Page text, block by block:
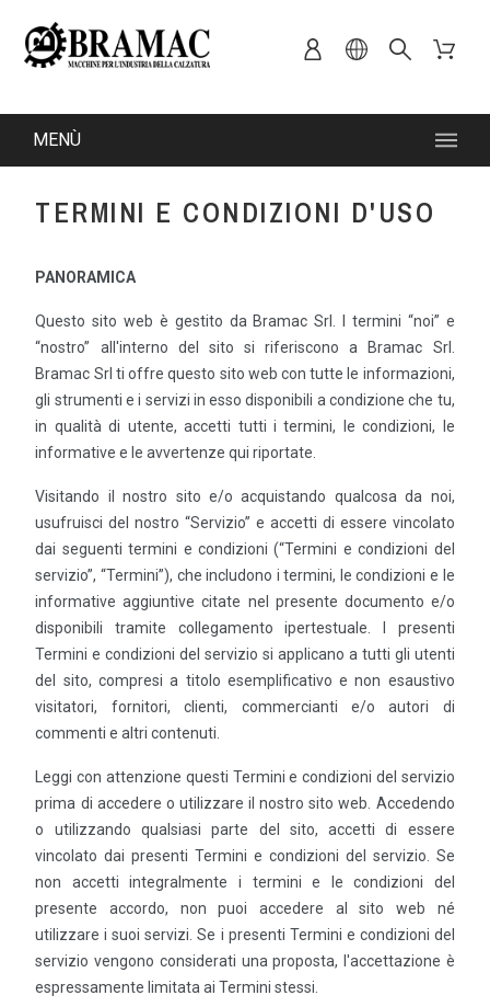
MENÙ
TERMINI E CONDIZIONI D'USO
PANORAMICA
Questo sito web è gestito da Bramac Srl. I termini “noi” e
“nostro” all'interno del sito si riferiscono a Bramac Srl.
Bramac Srl ti offre questo sito web con tutte le informazioni,
gli strumenti e i servizi in esso disponibili a condizione che tu,
in qualità di utente, accetti tutti i termini, le condizioni, le
informative e le avvertenze qui riportate.
Visitando il nostro sito e/o acquistando qualcosa da noi,
usufruisci del nostro “Servizio” e accetti di essere vincolato
dai seguenti termini e condizioni (“Termini e condizioni del
servizio”, “Termini”), che includono i termini, le condizioni e le
informative aggiuntive citate nel presente documento e/o
disponibili tramite collegamento ipertestuale. I presenti
Termini e condizioni del servizio si applicano a tutti gli utenti
del sito, compresi a titolo esemplificativo e non esaustivo
visitatori, fornitori, clienti, commercianti e/o autori di
commenti e altri contenuti.
Leggi con attenzione questi Termini e condizioni del servizio
prima di accedere o utilizzare il nostro sito web. Accedendo
o utilizzando qualsiasi parte del sito, accetti di essere
vincolato dai presenti Termini e condizioni del servizio. Se
non accetti integralmente i termini e le condizioni del
presente accordo, non puoi accedere al sito web né
utilizzare i suoi servizi. Se i presenti Termini e condizioni del
servizio vengono considerati una proposta, l'accettazione è
espressamente limitata ai Termini stessi.